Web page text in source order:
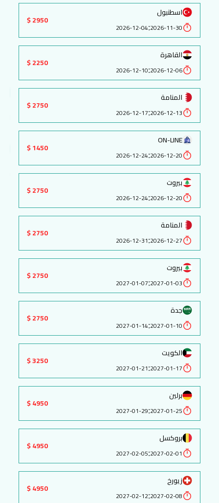
اسطنبول
2026-11-30
:
2026-12-04
2950 $
القاهرة
2026-12-06
:
2026-12-10
2250 $
المنامة
2026-12-13
:
2026-12-17
2750 $
ON-LINE
2026-12-20
:
2026-12-24
1450 $
بيروت
2026-12-20
:
2026-12-24
2750 $
المنامة
2026-12-27
:
2026-12-31
2750 $
بيروت
2027-01-03
:
2027-01-07
2750 $
جدة
2027-01-10
:
2027-01-14
2750 $
الكويت
2027-01-17
:
2027-01-21
3250 $
برلين
2027-01-25
:
2027-01-29
4950 $
بروكسل
2027-02-01
:
2027-02-05
4950 $
زيورخ
2027-02-08
:
2027-02-12
4950 $